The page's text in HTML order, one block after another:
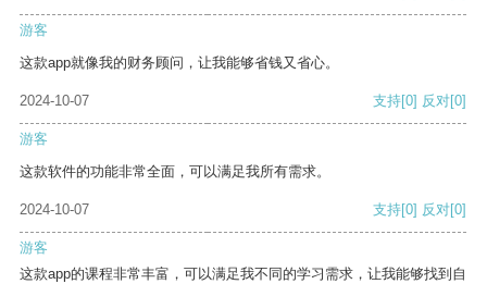
游客
这款app就像我的财务顾问，让我能够省钱又省心。
2024-10-07 支持[0] 反对[0]
游客
这款软件的功能非常全面，可以满足我所有需求。
2024-10-07 支持[0] 反对[0]
游客
这款app的课程非常丰富，可以满足我不同的学习需求，让我能够找到自